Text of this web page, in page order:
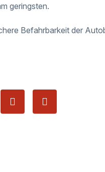
geringsten.
Befahrbarkeit der